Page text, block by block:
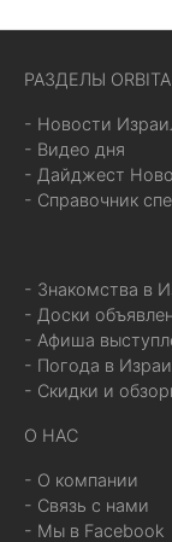
РАЗДЕЛЫ
- Новости
- Видео дня
- Дайджест
- Справочник
- Знакомства в
- Доски
- Афиша
- Погода в
- Скидки и
О НАС
- О компании
- Связь с нами
- Мы в Facebook